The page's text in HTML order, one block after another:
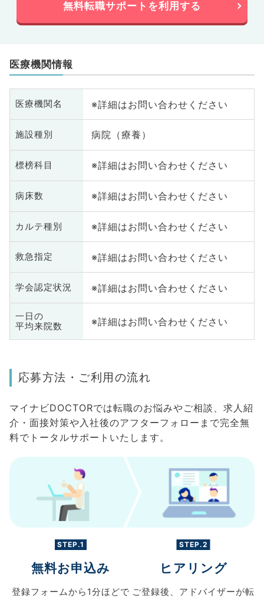
無料転職サポートを利用する
医療機関情報
医療機関名 ※詳細はお問い合わせください
施設種別 病院（療養）
標榜科目 ※詳細はお問い合わせください
病床数 ※詳細はお問い合わせください
カルテ種別 ※詳細はお問い合わせください
救急指定 ※詳細はお問い合わせください
学会認定状況 ※詳細はお問い合わせください
一日の
平均来院数
※詳細はお問い合わせください
応募方法・ご利用の流れ
マイナビDOCTORでは転職のお悩みやご相談、求人紹
介・面接対策や入社後のアフターフォローまで完全無
料でトータルサポートいたします。
STEP.1
無料お申込み
登録フォームから 1分ほどで
STEP.2
ヒアリング
ご登録後、 アドバイザーが転